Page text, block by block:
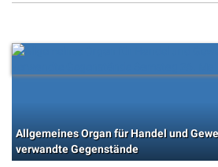
Allgemeines Organ für Handel und
verwandte Gegenstände